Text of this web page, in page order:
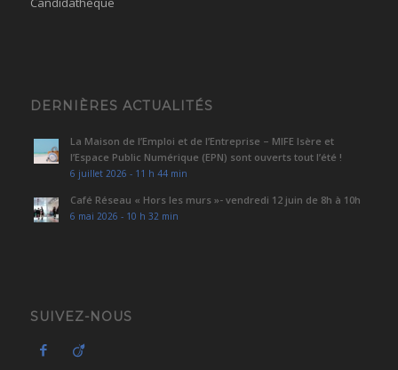
DERNIÈRES ACTUALITÉS
La Maison de l’Emploi et de l’Entreprise – MIFE Isère et
l’Espace Public Numérique (EPN) sont ouverts tout l’été !
6 juillet 2026 - 11 h 44 min
Café Réseau « Hors les murs »- vendredi 12 juin de 8h à 10h
6 mai 2026 - 10 h 32 min
SUIVEZ-NOUS